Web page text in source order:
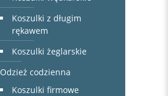
Koszulki z długim
rękawem
Koszulki żeglarskie
Odzież codzienna
Koszulki firmowe